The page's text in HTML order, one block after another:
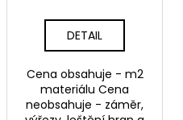
DETAIL
Cena obsahuje - m2
materiálu Cena
neobsahuje - záměr,